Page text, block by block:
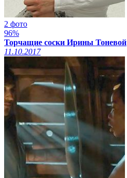
2 фото
96%
Торчащие соски Ирины Тоневой
11.10.2017